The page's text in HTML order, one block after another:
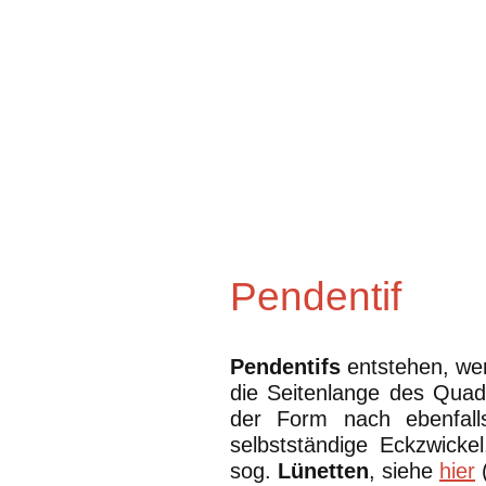
Pendentif
Pendentifsentstehen,
die Seitenlange des
der Form nach
selbstständige
sog. Lünetten, siehe hier